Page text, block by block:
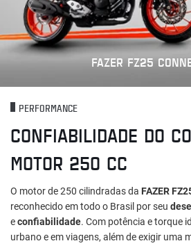
FAZER FZ25
PERFORMANCE
CONFIABILIDADE DO
MOTOR 250 CC
O motor de 250 cilindradas da FAZER
reconhecido em todo o Brasil por seu
econfiabilidade. Com potência e torque
urbano e em viagens, além de exigir uma